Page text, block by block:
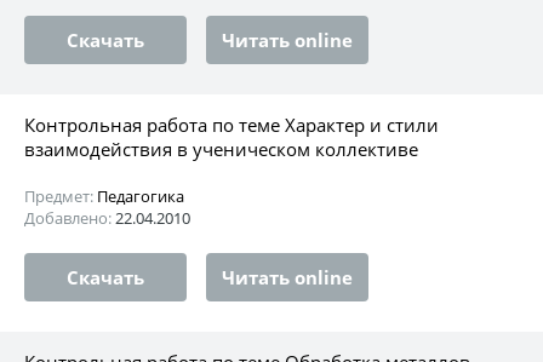
Скачать Читать online
Контрольная работа по теме Характер и стили
взаимодействия в ученическом коллективе
Предмет: Педагогика
Добавлено:22.04.2010
Скачать Читать online